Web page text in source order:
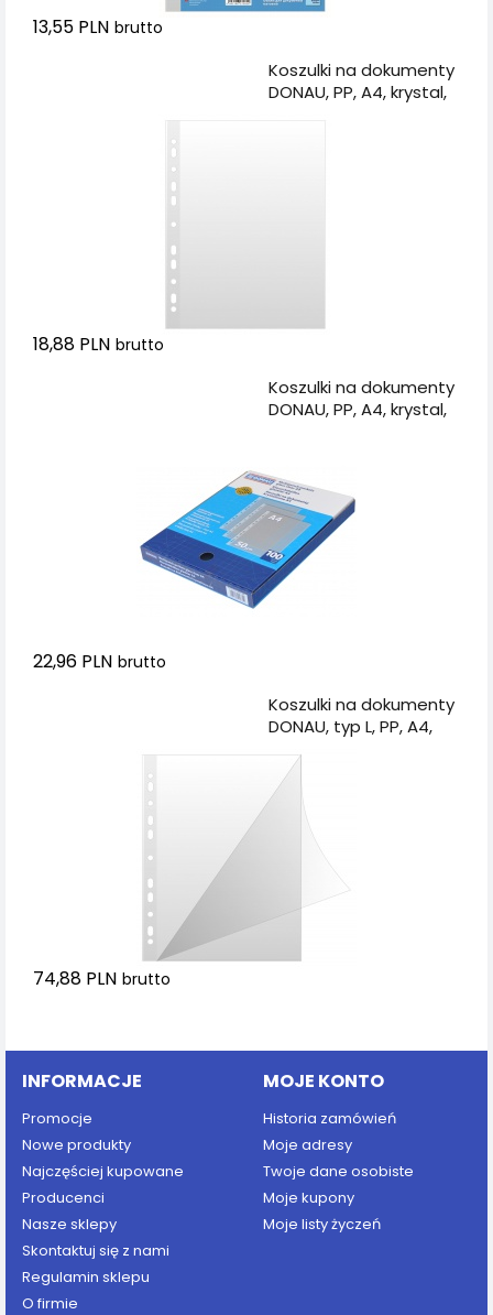
13,55 PLN brutto
Koszulki na dokumenty
DONAU, PP, A4, krystal,
18,88 PLN brutto
Koszulki na dokumenty
DONAU, PP, A4, krystal,
22,96 PLN brutto
Koszulki na dokumenty
DONAU, typ L, PP, A4,
74,88 PLN brutto
INFORMACJE
Promocje
Nowe produkty
Najczęściej kupowane
Producenci
Nasze sklepy
Skontaktuj się z nami
Regulamin sklepu
O firmie
MOJE KONTO
Historia zamówień
Moje adresy
Twoje dane osobiste
Moje kupony
Moje listy życzeń